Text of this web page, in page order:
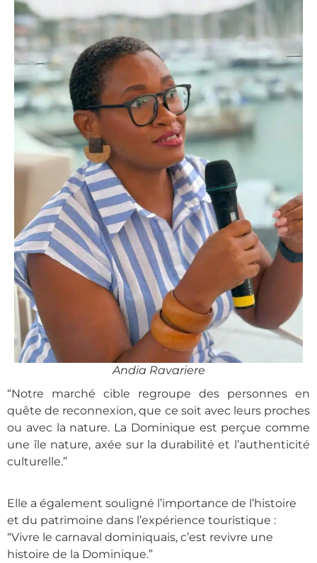
Andia Ravariere
“Notre marché cible regroupe des personnes en
quête de reconnexion, que ce soit avec leurs proches
ou avec la nature. La Dominique est perçue comme
une île nature, axée sur la durabilité et l’authenticité
culturelle.”
Elle a également souligné l’importance de l’histoire
et du patrimoine dans l’expérience touristique :
“Vivre le carnaval dominiquais, c’est revivre une
histoire de la Dominique.”